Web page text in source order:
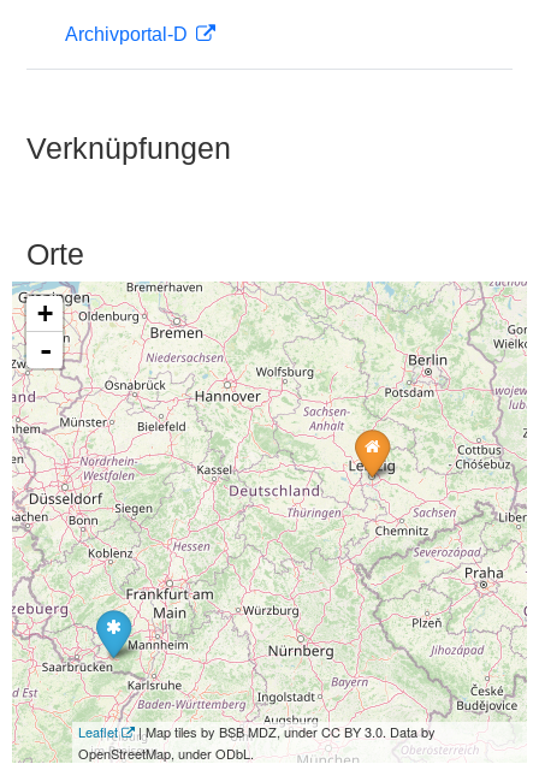
Archivportal-D
Verknüpfungen
Orte
+
-
Leaflet
| Map tiles by BSB MDZ, under CC BY 3.0. Data by
OpenStreetMap, under ODbL.